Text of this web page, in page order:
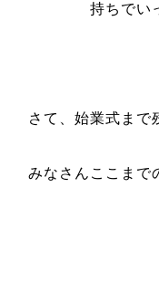
持ちでい
さて、始業式まで
みなさんここまで